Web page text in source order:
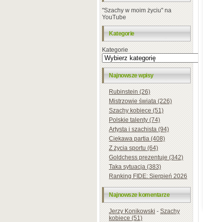
"Szachy w moim życiu" na
YouTube
Kategorie
Kategorie
Najnowsze wpisy
Rubinstein (26)
Mistrzowie świata (226)
Szachy kobiece (51)
Polskie talenty (74)
Artysta i szachista (94)
Ciekawa partia (408)
Z życia sportu (64)
Goldchess prezentuje (342)
Taka sytuacja (383)
Ranking FIDE: Sierpień 2026
Najnowsze komentarze
Jerzy Konikowski-Szachy
kobiece (51)